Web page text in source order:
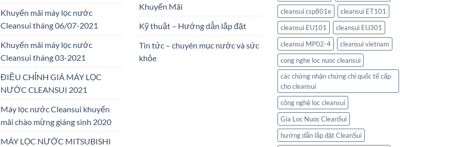
Khuyến mãi máy lọc nước
Cleansui tháng 06/07-2021
Khuyến mãi máy lọc nước
Cleansui tháng 03-2021
ĐIỀU CHỈNH GIÁ MÁY LỌC
NƯỚC CLEANSUI 2021
Máy lọc nước Cleansui khuyến
mãi chào mừng giáng sinh 2020
MÁY LỌC NƯỚC MITSUBISHI
Khuyến Mãi
Kỹ thuật – Hướng dẫn lắp đặt
Tin tức – chuyên mục nước và sức
khỏe
cleansui csp801e
cleansui ET101
cleansui EU101
cleansui EU301
cleansui MP02-4
cleansui vietnam
cong nghe loc nuoc cleansui
các chứng nhận chứng chỉ quốc tế cấp
cho cleansui
công nghệ lọc cleansui
Gia Loc Nuoc CleanSui
hướng dẫn lắp đặt CleanSui